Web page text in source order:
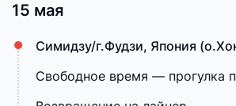
15 мая
Симидзу/г.Фудзи, Япония
Свободное время — прогулка